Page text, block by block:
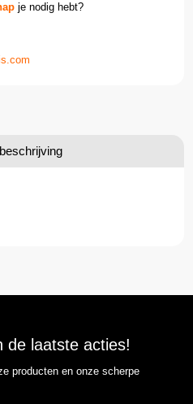
je nodig hebt?
de laatste acties!
producten en onze scherpe